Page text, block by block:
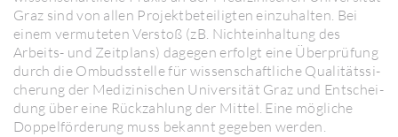
Graz sind von allen Projekt­be­tei­ligten einzu­halten. Bei
einem vermu­teten Verstoß (zB. Nicht­ein­hal­tung des
Arbeits- und Zeit­plans) dagegen erfolgt eine Überprüfung
durch die Ombuds­stelle für wissen­schaft­liche Quali­täts­si­
che­rung der Medi­zi­ni­schen Univer­sität Graz und Entschei­
dung über eine Rückzah­lung der Mittel. Eine mögliche
Doppel­för­de­rung muss bekannt gegeben werden.